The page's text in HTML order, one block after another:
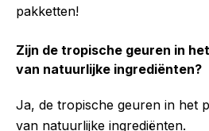
pakketten!
Zijn de tropische geuren in
van natuurlijke ingrediënten?
Ja, de tropische geuren in het
van natuurlijke ingrediënten.